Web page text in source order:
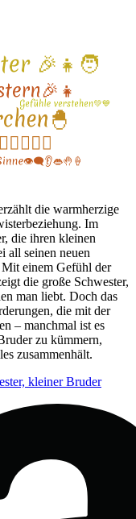
die warmherzige
Im
die ihren kleinen
all seinen neuen
einem Gefühl der
die große Schwester,
man liebt. Doch das
die mit der
– manchmal ist es
zu kümmern,
zusammenhält.
kleiner Bruder